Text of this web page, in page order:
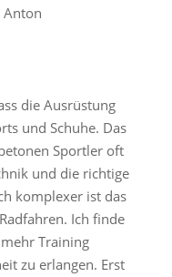
Anton
die Ausrüstung
und Schuhe. Das
Sportler oft
und die richtige
komplexer ist das
Ich finde
Training
zu erlangen. Erst